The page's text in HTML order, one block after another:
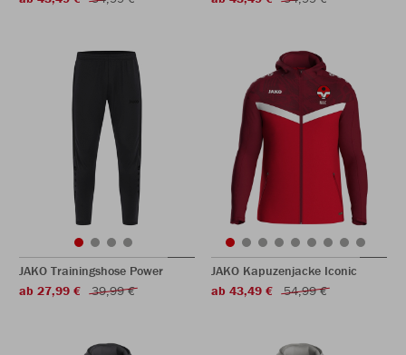
JAKO Trainingshose Power
ab 27,99 €
39,99 €
JAKO Kapuzenjacke Iconic
ab 43,49 €
54,99 €